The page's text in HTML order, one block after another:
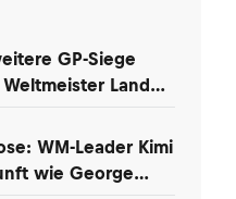
GP-Siege
Lando
WM-Leader Kimi
wie George